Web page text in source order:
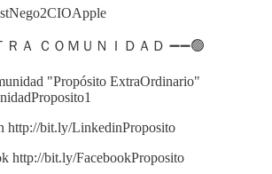
ＲＡ ＣＯＭＵＮＩＤＡＤ ➖➖🟢
"Propósito ExtraOrdinario"
http://bit.ly/LinkedinProposito
http://bit.ly/FacebookProposito